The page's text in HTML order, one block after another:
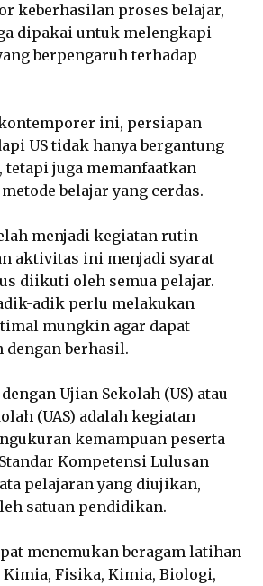
keberhasilan proses belajar,
dipakai untuk melengkapi
berpengaruh terhadap
ini, persiapan
US tidak hanya bergantung
tetapi juga memanfaatkan
belajar yang cerdas.
menjadi kegiatan rutin
aktivitas ini menjadi syarat
diikuti oleh semua pelajar.
adik perlu melakukan
mungkin agar dapat
berhasil.
Ujian Sekolah (US) atau
(UAS) adalah kegiatan
kemampuan peserta
Kompetensi Lulusan
pelajaran yang diujikan,
satuan pendidikan.
menemukan beragam latihan
Fisika, Kimia, Biologi,